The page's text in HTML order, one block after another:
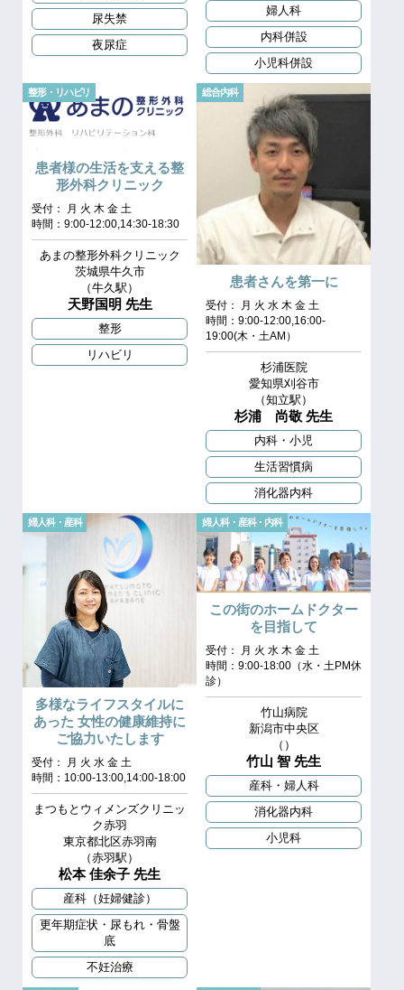
尿失禁
夜尿症
婦人科
内科併設
小児科併設
整形・リハビリ
患者様の生活を支える整
形外科クリニック
受付： 月 火 木 金 土
時間：9:00-12:00,14:30-18:30
あまの整形外科クリニック
茨城県牛久市
（牛久駅）
天野国明 先生
整形
リハビリ
総合内科
患者さんを第一に
受付： 月 火 水 木 金 土
時間：9:00-12:00,16:00-
19:00(木・土AM）
杉浦医院
愛知県刈谷市
（知立駅）
杉浦 尚敬 先生
内科・小児
生活習慣病
消化器内科
婦人科・産科
多様なライフスタイルに
あった 女性の健康維持に
ご協力いたします
受付： 月 火 水 金 土
時間：10:00-13:00,14:00-18:00
まつもとウィメンズクリニッ
ク赤羽
東京都北区赤羽南
（赤羽駅）
松本 佳余子 先生
産科（妊婦健診）
更年期症状・尿もれ・骨盤
底
不妊治療
婦人科・産科・内科
この街のホームドクター
を目指して
受付： 月 火 水 木 金 土
時間：9:00-18:00（水・土PM休
診）
竹山病院
新潟市中央区
（）
竹山 智 先生
産科・婦人科
消化器内科
小児科